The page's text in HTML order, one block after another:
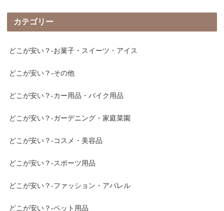
カテゴリー
どこが安い？-お菓子・スイーツ・アイス
どこが安い？-その他
どこが安い？-カー用品・バイク用品
どこが安い？-ガーデニング・家庭菜園
どこが安い？-コスメ・美容品
どこが安い？-スポーツ用品
どこが安い？-ファッション・アパレル
どこが安い？-ペット用品